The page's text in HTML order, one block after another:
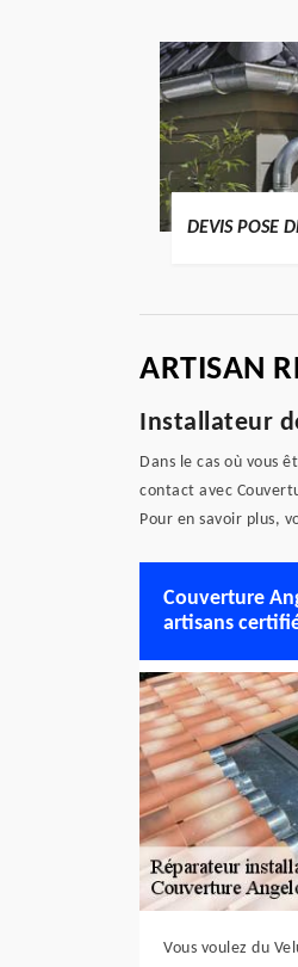
DEVIS POSE
ARTISAN
Installateur
Dans le cas où vous
contact avec
Pour en savoir plus,
Couverture
artisans
Vous voulez du